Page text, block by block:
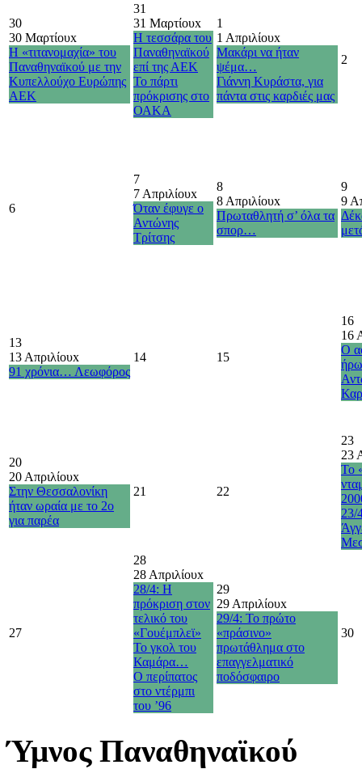
30
30 Μαρτίουx
Η «τιτανομαχία» του
Παναθηναϊκού με την
Κυπελλούχο Ευρώπης
ΑΕΚ
31
31 Μαρτίουx
Η τεσσάρα του
Παναθηναϊκού
επί της ΑΕΚ
Το πάρτι
πρόκρισης στο
ΟΑΚΑ
1
1 Απριλίουx
Μακάρι να ήταν
ψέμα…
Γιάννη Κυράστα, για
πάντα στις καρδιές μας
2
6
7
7 Απριλίουx
Όταν έφυγε ο
Αντώνης
Τρίτσης
8
8 Απριλίουx
Πρωταθλητή σ’ όλα τα
σπορ…
9
9
13
13 Απριλίουx
91 χρόνια… Λεωφόρος
14 15
16
16
Ο
20
20 Απριλίουx
Στην Θεσσαλονίκη
ήταν ωραία με το 2ο
για παρέα
21 22
23
23
Το
23/
27
28
28 Απριλίουx
28/4: Η
πρόκριση στον
τελικό του
«Γουέμπλεϊ»
Το γκολ του
Καμάρα…
O περίπατος
στο ντέρμπι
του ’96
29
29 Απριλίουx
29/4: Το πρώτο
«πράσινο»
πρωτάθλημα στο
επαγγελματικό
ποδόσφαιρο
30
Ύμνος Παναθηναϊκού